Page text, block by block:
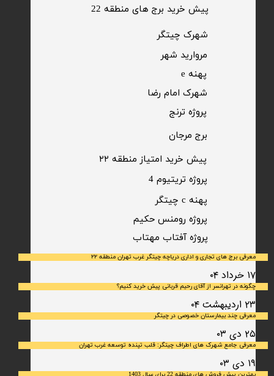
پیش خرید برج های منطقه 22
​پروژه ترنج
​شهرک چیتگر
مروارید شهر​​​​​​​
شهرک امام رضا
پهنه e
برج مرجان
معرفی برج های تجاری و اداری دریاچه چیتگر غرب تهران منطقه ۲۲
۱۷ خرداد ۰۴
چگونه در تهرانسر از آقای رحیم قربانی پیش خرید کنیم؟
۲۳ اردیبهشت ۰۴
معرفی چند بیمارستان خصوصی در چیتگر
۲۵ دی ۰۳
معرفی جامع شهرک‌ های اطراف چیتگر: قلب تپنده توسعه غرب تهران
۱۹ دی ۰۳
پیش خرید امتیاز منطقه ۲۲​​​​​​​
​پروژه آفتاب مهتاب
پروژه رومنس حکیم
پهنه c چیتگر
پروژه تریتیوم 4